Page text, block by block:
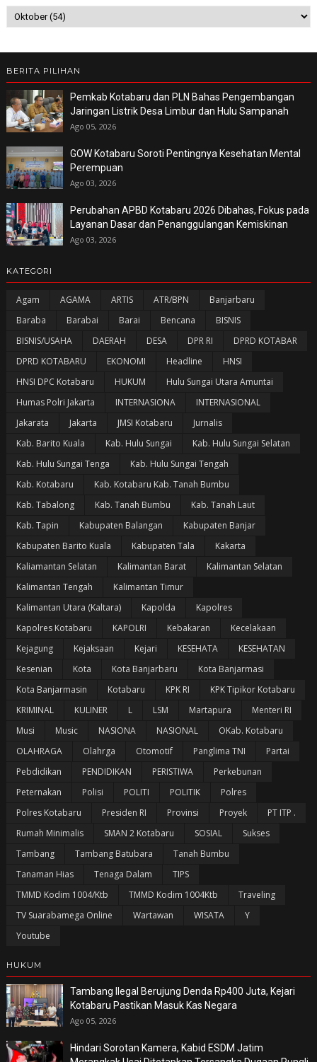
BERITA PILIHAN
Pemkab Kotabaru dan PLN Bahas Pengembangan
Jaringan Listrik Desa Limbur dan Hulu Sampanah
Ago 05, 2026
GOW Kotabaru Soroti Pentingnya Kesehatan Mental
Perempuan
Ago 03, 2026
Perubahan APBD Kotabaru 2026 Dibahas, Fokus pada
Layanan Dasar dan Penanggulangan Kemiskinan
Ago 03, 2026
KATEGORI
Agam AGAMA ARTIS ATR/BPN
Banjarbaru
Baraba
Barabai Barai Bencana
BISNIS
BISNIS/USAHA
DAERAH DESA DPR RI
DPRD KOTABAR
DPRD KOTABARU
EKONOMI Headline
HNSI
HNSI DPC Kotabaru
HUKUM
Hulu Sungai Utara Amuntai
Humas Polri Jakarta
INTERNASIONA
INTERNASIONAL
Jakarata
Jakarta JMSI Kotabaru
Jurnalis
Kab. Barito Kuala
Kab. Hulu Sungai
Kab. Hulu Sungai Selatan
Kab. Hulu Sungai Tenga
Kab. Hulu Sungai Tengah
Kab. Kotabaru
Kab. Kotabaru Kab. Tanah Bumbu
Kab. Tabalong
Kab. Tanah Bumbu
Kab. Tanah Laut
Kab. Tapin
Kabupaten Balangan
Kabupaten Banjar
Kabupaten Barito Kuala
Kabupaten Tala
Kakarta
Kaliamantan Selatan
Kalimantan Barat
Kalimantan Selatan
Kalimantan Tengah
Kalimantan Timur
Kalimantan Utara (Kaltara)
Kapolda
Kapolres
Kapolres Kotabaru
KAPOLRI Kebakaran
Kecelakaan
Kejagung
Kejaksaan Kejari KESEHATA
KESEHATAN
Kesenian
Kota Kota Banjarbaru
Kota Banjarmasi
Kota Banjarmasin
Kotabaru KPK RI
KPK Tipikor Kotabaru
KRIMINAL
KULINER L LSM Martapura
Menteri RI
Musi
Music NASIONA NASIONAL
OKab. Kotabaru
OLAHRAGA
Olahrga Otomotif Panglima TNI
Partai
Pebdidikan
PENDIDIKAN PERISTIWA
Perkebunan
Peternakan
Polisi POLITI POLITIK
Polres
Polres Kotabaru
Presiden RI Provinsi Proyek
PT ITP .
Rumah Minimalis
SMAN 2 Kotabaru SOSIAL
Sukses
Tambang
Tambang Batubara
Tanah Bumbu
Tanaman Hias
Tenaga Dalam
TIPS
TMMD Kodim 1004/Ktb
TMMD Kodim 1004Ktb
Traveling
TV Suarabamega Online
Wartawan WISATA
Y
Youtube
HUKUM
Tambang Ilegal Berujung Denda Rp400 Juta, Kejari
Kotabaru Pastikan Masuk Kas Negara
Ago 05, 2026
Hindari Sorotan Kamera, Kabid ESDM Jatim